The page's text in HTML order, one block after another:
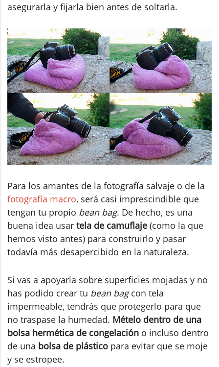
asegurarla y fijarla bien antes de soltarla.
Para los amantes de la fotografía salvaje o de la
fotografía macro, será casi imprescindible que
tengan tu propio bean bag. De hecho, es una
buena idea usar tela de camuflaje (como la que
hemos visto antes) para construirlo y pasar
todavía más desapercibido en la naturaleza.
Si vas a apoyarla sobre superficies mojadas y no
has podido crear tu bean bagcon tela
impermeable, tendrás que protegerlo para que
no traspase la humedad. Mételo dentro de una
bolsa hermética de congelación o incluso dentro
de una bolsa de plástico para evitar que se moje
y se estropee.